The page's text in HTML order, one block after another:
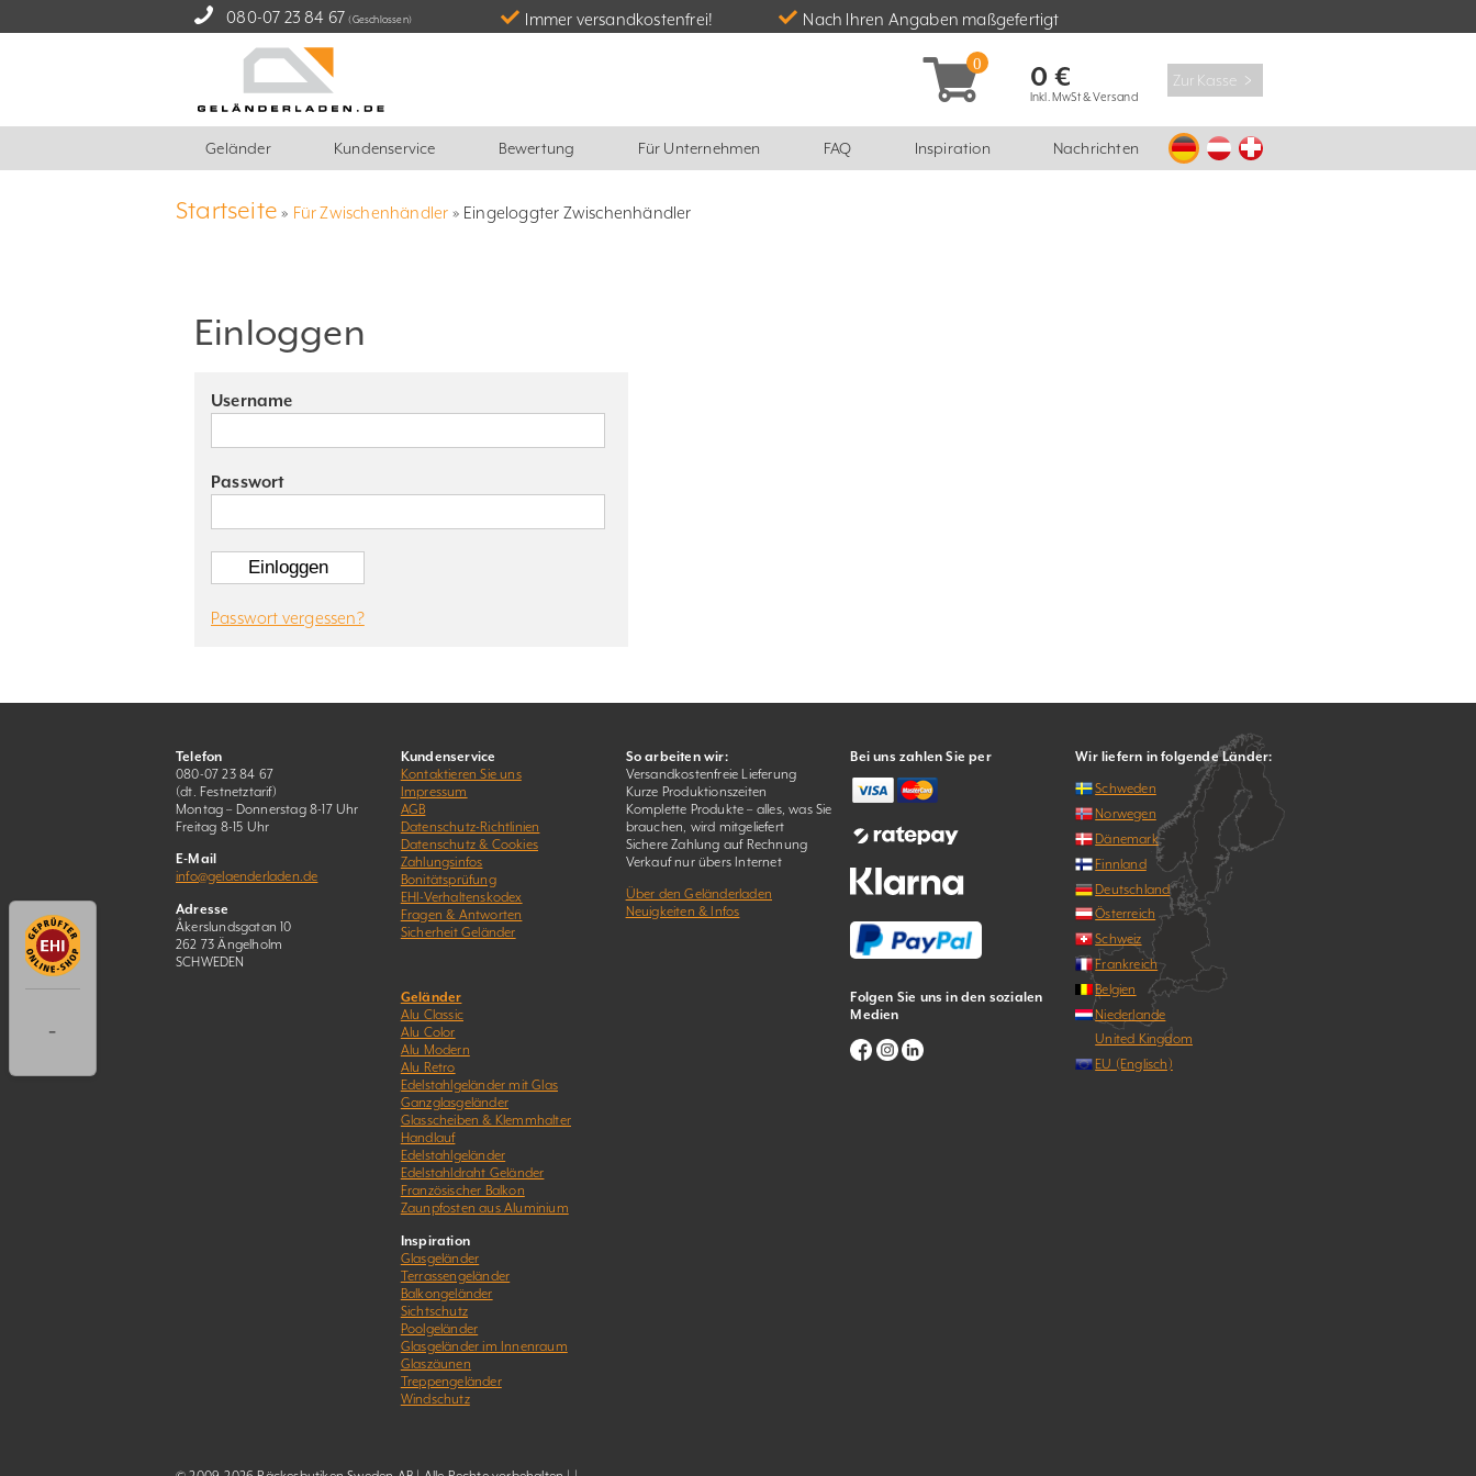
-
080-07 23 84 67 (Geschlossen) Immer versandkostenfrei! Nach Ihren Angaben maßgefertigt
0 €
Inkl. MwSt & Versand
Zur Kasse ﹥
Geländer Kundenservice Bewertung Für Unternehmen FAQ Inspiration Nachrichten
Startseite » Für Zwischenhändler » Eingeloggter Zwischenhändler
Einloggen
Username
Passwort
Passwort vergessen?
Telefon
080-07 23 84 67
(dt. Festnetztarif)
Montag – Donnerstag 8-17 Uhr
Freitag 8-15 Uhr
E-Mail
info@gelaenderladen.de
Adresse
Åkerslundsgatan 10
262 73 Ängelholm
SCHWEDEN
Kundenservice
Kontaktieren Sie uns
Impressum
AGB
Datenschutz-Richtlinien
Datenschutz & Cookies
Zahlungsinfos
Bonitätsprüfung
EHI-Verhaltenskodex
Fragen & Antworten
Sicherheit Geländer
Geländer
Alu Classic
Alu Color
Alu Modern
Alu Retro
Edelstahlgeländer mit Glas
Ganzglasgeländer
Glasscheiben & Klemmhalter
Handlauf
Edelstahlgeländer
Edelstahldraht Geländer
Französischer Balkon
Zaunpfosten aus Aluminium
Inspiration
Glasgeländer
Terrassengeländer
Balkongeländer
Sichtschutz
Poolgeländer
Glasgeländer im Innenraum
Glaszäunen
Treppengeländer
Windschutz
So arbeiten wir:
Versandkostenfreie Lieferung
Kurze Produktionszeiten
Komplette Produkte – alles, was Sie
brauchen, wird mitgeliefert
Sichere Zahlung auf Rechnung
Verkauf nur übers Internet
Über den Geländerladen
Neuigkeiten & Infos
Bei uns zahlen Sie per
Folgen Sie uns in den sozialen
Medien
Wir liefern in folgende Länder:
Schweden
Norwegen
Dänemark
Finnland
Deutschland
Österreich
Schweiz
Frankreich
Belgien
Niederlande
United Kingdom
EU (Englisch)